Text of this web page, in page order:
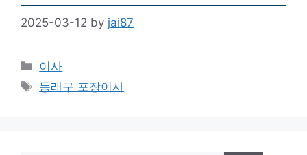
2025-03-12 by jai87
Categories
이사
Tags
동래구 포장이사